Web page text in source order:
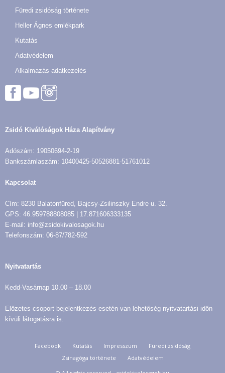
Füredi zsidóság története
Heller Ágnes emlékpark
Kutatás
Adatvédelem
Alkalmazás adatkezelés
Zsidó Kiválóságok Háza Alapítvány
Adószám: 19050694-2-19
Bankszámlaszám: 10400425-50526881-51761012
Kapcsolat
Cím: 8230 Balatonfüred, Bajcsy-Zsilinszky Endre u. 32.
GPS: 46.959788808085 | 17.871606333135
E-mail: info@zsidokivalosagok.hu
Telefonszám: 06-87/782-592
Nyitvatartás
Kedd-Vasárnap 10.00 – 18.00
Előzetes csoport bejelentkezés esetén van lehetőség nyitvatartási időn
kívüli látogatásra is.
Facebook Kutatás Impresszum
Füredi zsidóság
Zsinagóga története
Adatvédelem